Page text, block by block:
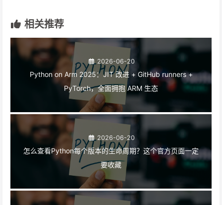
相关推荐
2026-06-20
Python on Arm 2025：JIT 改进 + GitHub runners +
PyTorch，全面拥抱 ARM 生态
2026-06-20
怎么查看Python每个版本的生命周期？这个官方页面一定
要收藏